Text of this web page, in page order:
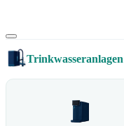
Trinkwasseranlagen